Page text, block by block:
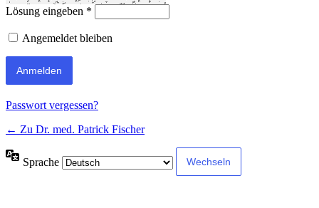
Lösung eingeben *
Angemeldet bleiben
Passwort vergessen?
← Zu Dr. med. Patrick Fischer
Sprache